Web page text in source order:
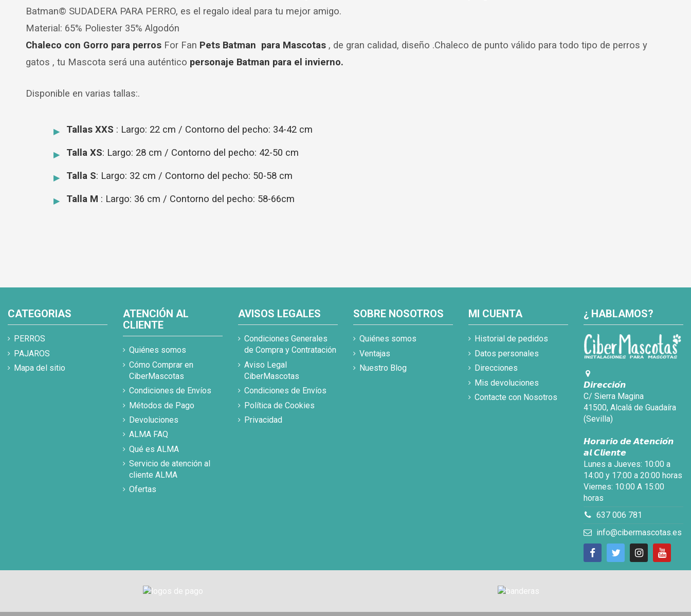
Batman© SUDADERA PARA PERRO, es el regalo ideal para tu mejor amigo.
Material: 65% Poliester 35% Algodón
Chaleco con Gorro para perros For Fan Pets Batman para Mascotas , de gran calidad, diseño .Chaleco de punto válido para todo tipo de perros y
gatos , tu Mascota será una auténtico personaje Batman para el invierno.
Disponible en varias tallas:.
Tallas XXS : Largo: 22 cm / Contorno del pecho: 34-42 cm
Talla XS: Largo: 28 cm / Contorno del pecho: 42-50 cm
Talla S: Largo: 32 cm / Contorno del pecho: 50-58 cm
Talla M : Largo: 36 cm / Contorno del pecho: 58-66cm
CATEGORIAS
PERROS
PAJAROS
Mapa del sitio
ATENCIÓN AL
CLIENTE
Quiénes somos
Cómo Comprar en
CiberMascotas
Condiciones de Envíos
Métodos de Pago
Devoluciones
ALMA FAQ
Qué es ALMA
Servicio de atención al
cliente ALMA
Ofertas
AVISOS LEGALES
Condiciones Generales
de Compra y Contratación
Aviso Legal
CiberMascotas
Condiciones de Envíos
Política de Cookies
Privacidad
SOBRE NOSOTROS
Quiénes somos
Ventajas
Nuestro Blog
MI CUENTA
Historial de pedidos
Datos personales
Direcciones
Mis devoluciones
Contacte con Nosotros
¿ HABLAMOS?
𝘿𝙞𝙧𝙚𝙘𝙘𝙞𝙤́𝙣
C/ Sierra Magina
41500, Alcalá de Guadaíra
(Sevilla)
𝙃𝙤𝙧𝙖𝙧𝙞𝙤 𝙙𝙚 𝘼𝙩𝙚𝙣𝙘𝙞𝙤́𝙣
𝙖𝙡 𝘾𝙡𝙞𝙚𝙣𝙩𝙚
Lunes a Jueves: 10:00 a
14:00 y 17:00 a 20:00 horas
Viernes: 10:00 A 15:00
horas
637 006 781
info@cibermascotas.es